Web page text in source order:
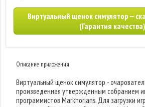
Виртуальный щенок симулятор —
(Гарантия качества)
Описание приложения
Виртуальный щенок симулятор -
произведенная утвержденным собранием
программистов Markhorians. Для загрузки